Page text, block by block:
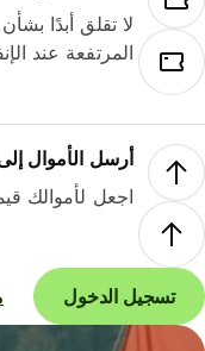
لا تقلق أبدًا
المرتفعة عند
أرسل الأموال إلى
اجعل لأموالك
تسجيل الدخول